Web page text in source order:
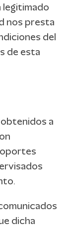
legitimado
nos presta
del
de esta
a
dicha